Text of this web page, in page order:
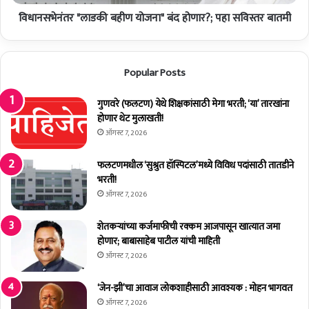
का
ची
ला
ण
यो
ज
ना
"
बं
द
हो
णा
र
?
हा
स
विधानसभेनंतर "लाडकी बहीण योजना" बंद होणार?; पहा सविस्तर बातमी
Popular Posts
गुणवरे (फलटण) येथे शिक्षकांसाठी मेगा भरती; ‘या’ तारखांना
होणार थेट मुलाखती!
ऑगस्ट 7, 2026
फलटणमधील ‘सुश्रुत हॉस्पिटल’मध्ये विविध पदांसाठी तातडीने
भरती!
ऑगस्ट 7, 2026
शेतकर्‍यांच्या कर्जमाफीची रक्कम आजपासून खात्यात जमा
होणार; बाबासाहेब पाटील यांची माहिती
ऑगस्ट 7, 2026
‘जेन-झी’चा आवाज लोकशाहीसाठी आवश्यक : मोहन भागवत
ऑगस्ट 7, 2026